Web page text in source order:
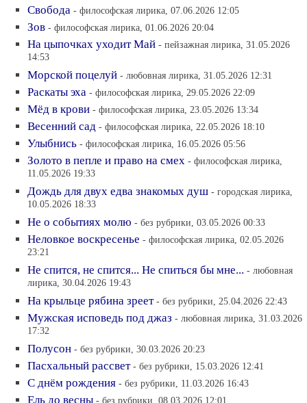
Свобода - философская лирика, 07.06.2026 12:05
Зов - философская лирика, 01.06.2026 20:04
На цыпочках уходит Май - пейзажная лирика, 31.05.2026
14:53
Морской поцелуй - любовная лирика, 31.05.2026 12:31
Раскаты эха - философская лирика, 29.05.2026 22:09
Мёд в крови - философская лирика, 23.05.2026 13:34
Весенний сад - философская лирика, 22.05.2026 18:10
Улыбнись - философская лирика, 16.05.2026 05:56
Золото в пепле и право на смех - философская лирика,
11.05.2026 19:33
Дождь для двух едва знакомых душ - городская лирика,
10.05.2026 18:33
Не о событиях молю - без рубрики, 03.05.2026 00:33
Неловкое воскресенье - философская лирика, 02.05.2026
23:21
Не спится, не спится... Не спиться бы мне... - любовная
лирика, 30.04.2026 19:43
На крыльце рябина зреет - без рубрики, 25.04.2026 22:43
Мужская исповедь под джаз - любовная лирика, 31.03.2026
17:32
Полусон - без рубрики, 30.03.2026 20:23
Пасхальный рассвет - без рубрики, 15.03.2026 12:41
С днём рождения - без рубрики, 11.03.2026 16:43
Ель до весны - без рубрики, 08.03.2026 12:01